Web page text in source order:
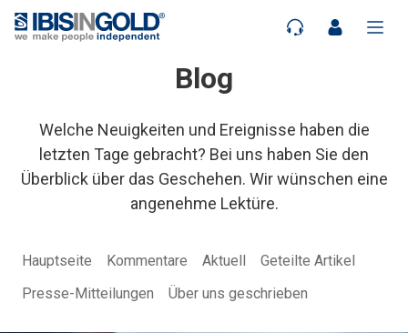
Blog
Welche Neuigkeiten und Ereignisse haben die
letzten Tage gebracht? Bei uns haben Sie den
Überblick über das Geschehen. Wir wünschen eine
angenehme Lektüre.
Hauptseite Kommentare Aktuell
Geteilte Artikel
Presse-Mitteilungen
Über uns geschrieben